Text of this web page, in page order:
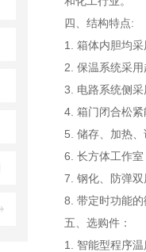
四、结构特点:
1. 箱体内胆均
2. 保温系统采
3. 电路系统侧
4. 箱门闭合松
5. 储存、加热
6. 长方体工作
7. 钢化、防弹
8. 带定时功能
五、 选购件：
1. 智能型程序